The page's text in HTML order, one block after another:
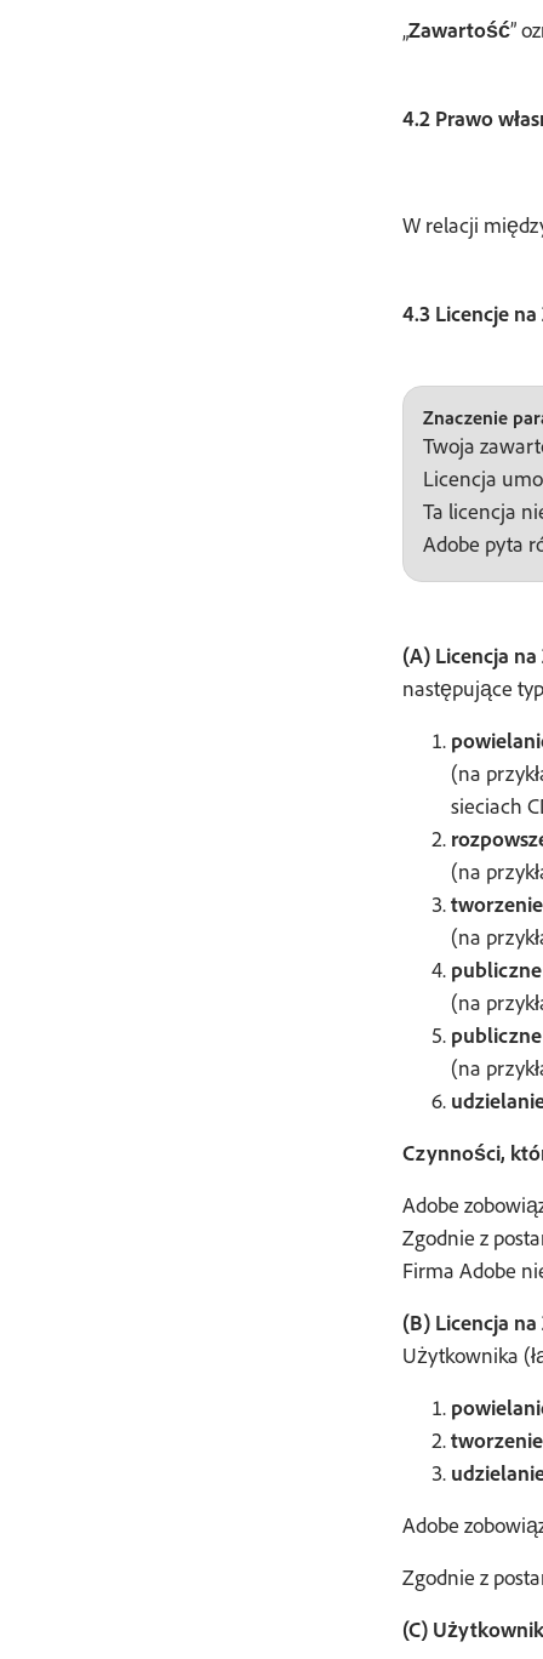
„Zawartość”
4.2 Prawo
W relacji
4.3 Licencje
Znaczenie
Twoja
Licencja
Ta licencja
Adobe pyta
(A) Licencja
następujące
(na
sieciach
(na
(na
(na
(na
Czynności,
Adobe
Zgodnie z
Firma Adobe
(B) Licencja
Użytkownika
Adobe
Zgodnie z
(C)